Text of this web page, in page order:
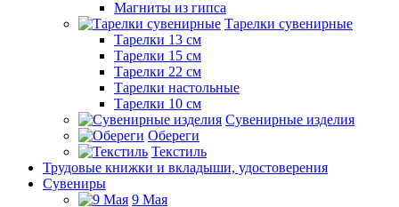
Магниты из гипса
Тарелки сувенирные
Тарелки 13 см
Тарелки 15 см
Тарелки 22 см
Тарелки настольные
Тарелки 10 см
Сувенирные изделия
Обереги
Текстиль
Трудовые книжки и вкладыши, удостоверения
Сувениры
9 Мая